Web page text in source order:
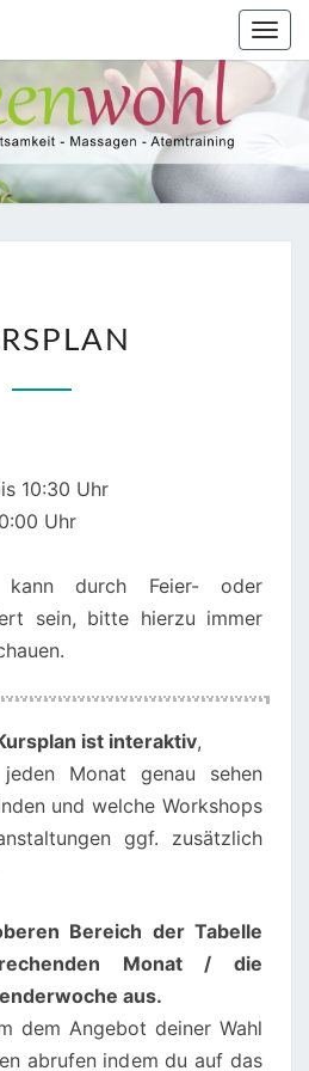
Yoga –
Atemtraining
– Massage
10:30 Uhr
Uhr
kann durch Feier- oder
sein, bitte hierzu immer
ist interaktiv,
Monat genau sehen
und welche Workshops
ggf. zusätzlich
Bereich der Tabelle
Monat / die
aus.
dem Angebot deiner Wahl
abrufen indem du auf das